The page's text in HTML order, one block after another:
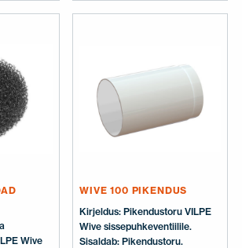
Summuti.
Wive
WIVE 100 PIKENDUS
Kirjeldus: Pikendustoru VILPE
Wive sissepuhkeventiilile.
Sisaldab: Pikendustoru.